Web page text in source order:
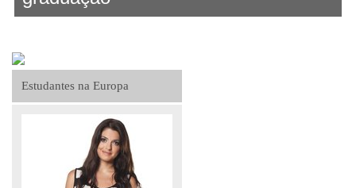
Estudantes na Europa